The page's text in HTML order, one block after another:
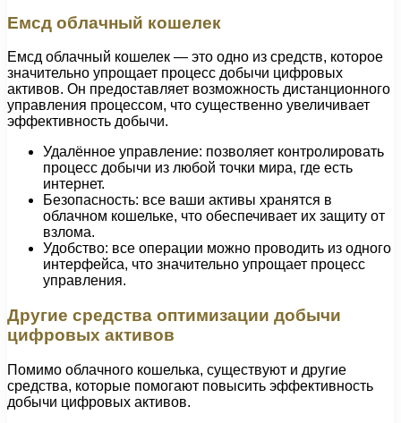
Емсд облачный кошелек
Емсд облачный кошелек — это одно из средств, которое
значительно упрощает процесс добычи цифровых
активов. Он предоставляет возможность дистанционного
управления процессом, что существенно увеличивает
эффективность добычи.
Удалённое управление: позволяет контролировать
процесс добычи из любой точки мира, где есть
интернет.
Безопасность: все ваши активы хранятся в
облачном кошельке, что обеспечивает их защиту от
взлома.
Удобство: все операции можно проводить из одного
интерфейса, что значительно упрощает процесс
управления.
Другие средства оптимизации добычи
цифровых активов
Помимо облачного кошелька, существуют и другие
средства, которые помогают повысить эффективность
добычи цифровых активов.